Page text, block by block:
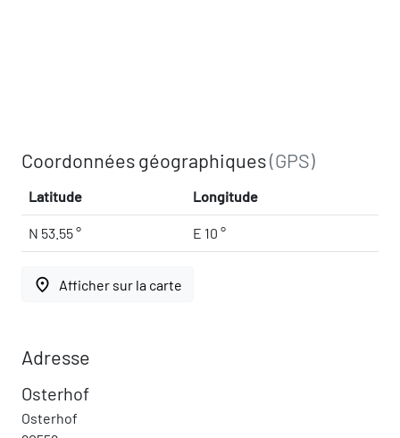
Coordonnées géographiques(GPS)
Latitude Longitude
N 53.55 ° E 10 °
place Afficher sur la carte
Adresse
Osterhof
Osterhof